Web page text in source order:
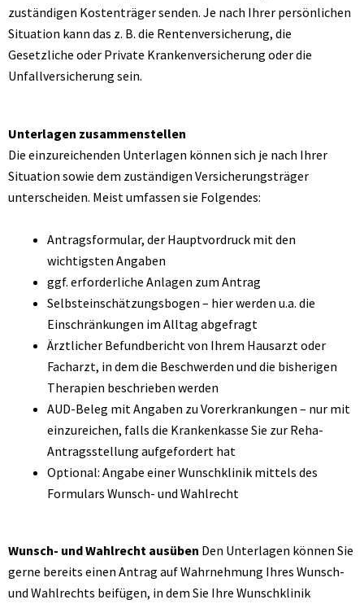
zuständigen Kostenträger senden. Je nach Ihrer persönlichen
Situation kann das z. B. die Rentenversicherung, die
Gesetzliche oder Private Krankenversicherung oder die
Unfallversicherung sein.
Unterlagen zusammenstellen
Die einzureichenden Unterlagen können sich je nach Ihrer
Situation sowie dem zuständigen Versicherungsträger
unterscheiden. Meist umfassen sie Folgendes:
Antragsformular, der Hauptvordruck mit den
wichtigsten Angaben
ggf. erforderliche Anlagen zum Antrag
Selbsteinschätzungsbogen – hier werden u.a. die
Einschränkungen im Alltag abgefragt
Ärztlicher Befundbericht von Ihrem Hausarzt oder
Facharzt, in dem die Beschwerden und die bisherigen
Therapien beschrieben werden
AUD-Beleg mit Angaben zu Vorerkrankungen – nur mit
einzureichen, falls die Krankenkasse Sie zur Reha-
Antragsstellung aufgefordert hat
Optional: Angabe einer Wunschklinik mittels des
Formulars Wunsch- und Wahlrecht
Wunsch- und Wahlrecht ausüben Den Unterlagen können Sie
gerne bereits einen Antrag auf Wahrnehmung Ihres Wunsch-
und Wahlrechts beifügen, in dem Sie Ihre Wunschklinik